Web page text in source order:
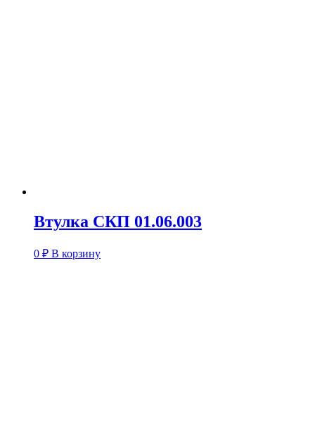
Втулка СКП 01.06.003
0 ₽ В корзину